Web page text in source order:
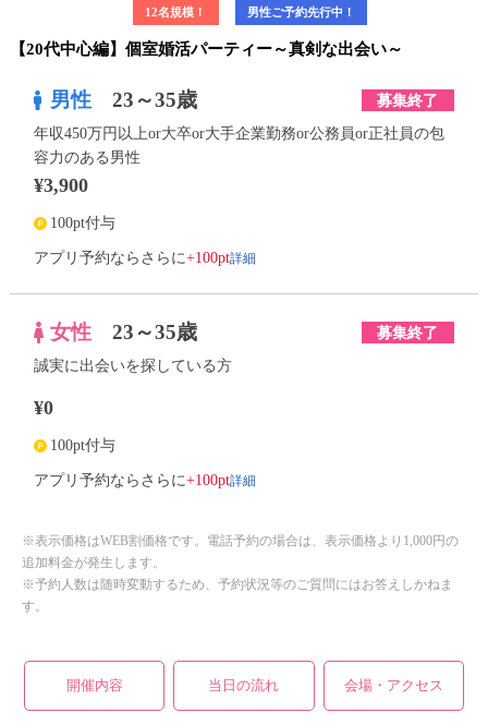
12名規模！ 男性ご予約先行中！
【20代中心編】個室婚活パーティー～真剣な出会い～
男性 23～35歳 募集終了
年収450万円以上or大卒or大手企業勤務or公務員or正社員の包
容力のある男性
¥3,900
100pt付与
アプリ予約ならさらに+100pt詳細
女性 23～35歳 募集終了
誠実に出会いを探している方
¥0
100pt付与
アプリ予約ならさらに+100pt詳細
※表示価格はWEB割価格です。電話予約の場合は、表示価格より1,000円の
追加料金が発生します。
※予約人数は随時変動するため、予約状況等のご質問にはお答えしかねま
す。
開催内容 当日の流れ 会場・アクセス